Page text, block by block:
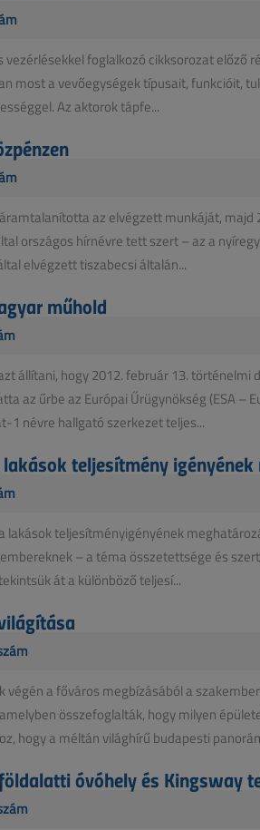
vezérlésekkel foglalkozó cikksorozat előző
most a vevőegységek típusait, funkcióit,
Az aktorok tápfe...
az elvégzett munkáját,
országos hírnévre tett szert – az a
elvégzett tiszabecsi általán...
műhold
állítani, hogy 2012. február 13.
az űrbe az Európai Űrügynökség (ESA –
1 névre hallgató szerkezet teljes...
teljesítmény
lakások teljesítményigényének
– a téma összetettsége és
át a különböző teljesí...
végén a főváros megbízásából a
összefoglalták, hogy milyen
hogy a méltán világhírű budapesti
óvóhely és Kingsway